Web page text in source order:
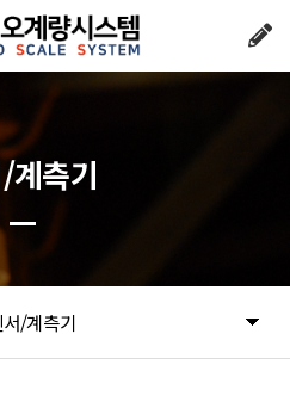
서/계측기
계측기